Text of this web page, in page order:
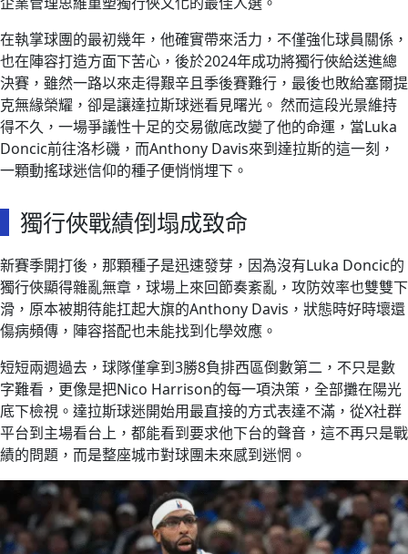
在執掌球團的最初幾年，他確實帶來活力，不僅強化球員關係，
也在陣容打造方面下苦心，後於2024年成功將獨行俠給送進總
決賽，雖然一路以來走得艱辛且季後賽難行，最後也敗給塞爾提
克無緣榮耀，卻是讓達拉斯球迷看見曙光。 然而這段光景維持
得不久，一場爭議性十足的交易徹底改變了他的命運，當Luka
Doncic前往洛杉磯，而Anthony Davis來到達拉斯的這一刻，
一顆動搖球迷信仰的種子便悄悄埋下。
獨行俠戰績倒塌成致命
新賽季開打後，那顆種子是迅速發芽，因為沒有Luka Doncic的
獨行俠顯得雜亂無章，球場上來回節奏紊亂，攻防效率也雙雙下
滑，原本被期待能扛起大旗的Anthony Davis，狀態時好時壞還
傷病頻傳，陣容搭配也未能找到化學效應。
短短兩週過去，球隊僅拿到3勝8負排西區倒數第二，不只是數
字難看，更像是把Nico Harrison的每一項決策，全部攤在陽光
底下檢視。達拉斯球迷開始用最直接的方式表達不滿，從X社群
平台到主場看台上，都能看到要求他下台的聲音，這不再只是戰
績的問題，而是整座城市對球團未來感到迷惘。